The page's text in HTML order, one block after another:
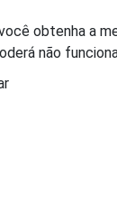
obtenha a
não